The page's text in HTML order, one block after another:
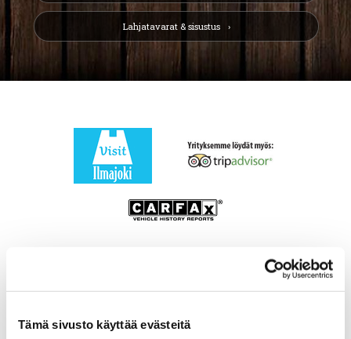
Tämä sivusto käyttää evästeitä
Lahjatavarat & sisustus